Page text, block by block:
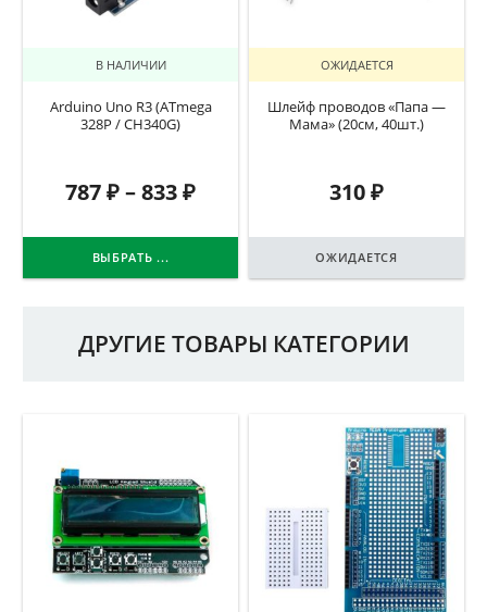
В НАЛИЧИИ
Arduino Uno R3 (ATmega
328P / CH340G)
787₽–833₽
ВЫБРАТЬ ...
ОЖИДАЕТСЯ
Шлейф проводов «Папа —
Мама» (20см, 40шт.)
310₽
ОЖИДАЕТСЯ
ДРУГИЕ ТОВАРЫ КАТЕГОРИИ